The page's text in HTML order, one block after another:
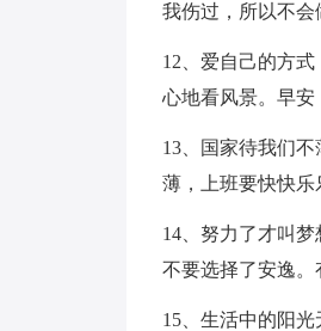
我伤过，所以不会
12、爱自己的方
心地看风景。早
13、国家待我们
薄，上班要快快乐
14、努力了才叫
不要选择了安逸
15、生活中的阳